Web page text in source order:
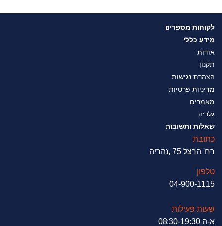
לקוחות מספרים
מידע כללי
אודות
תקנון
הצהרת נגישות
מדיניות פרטיות
מאמרים
גלריה
שאלות ותשובות
כתובת
רח' הרצל 75 ,נהריה
טלפון
04-900-1115
שעות פעילות
א-ה 08:30-19:30